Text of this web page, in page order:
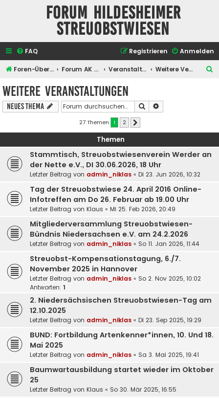
Forum Hildesheimer
Streuobstwiesen
FAQ Anmelden
Registrieren
Foren-Übersicht Forum AK Hildesheimer Streuobstwiesen Veranstaltungen Weitere Veranstaltungen
Weitere Veranstaltungen
Neues Thema Suche
27 Themen 1 2
Themen
Stammtisch, Streuobstwiesenverein Werder an
der Nette e.V., DI 30.06.2026, 18 Uhr
Letzter Beitrag von admin_niklas « Di 23. Jun 2026, 10:32
Tag der Streuobstwiese 24. April 2016 Online-
Infotreffen am Do 26. Februar ab 19.00 Uhr
Letzter Beitrag von Klaus « Mi 25. Feb 2026, 20:49
Mitgliederversammlung Streuobstwiesen-
Bündnis Niedersachsen e.V. am 24.2.2026
Letzter Beitrag von admin_niklas « So 11. Jan 2026, 11:44
Streuobst-Kompensationstagung, 6./7.
November 2025 in Hannover
Letzter Beitrag von admin_niklas « So 2. Nov 2025, 10:02
Antworten: 1
2. Niedersächsischen Streuobstwiesen-Tag am
12.10.2025
Letzter Beitrag von admin_niklas « Di 23. Sep 2025, 19:29
BUND: Fortbildung Artenkenner*innen, 10. Und 18.
Mai 2025
Letzter Beitrag von admin_niklas « Sa 3. Mai 2025, 19:41
Baumwartausbildung startet wieder im Oktober
25
Letzter Beitrag von Klaus « So 30. Mär 2025, 16:55